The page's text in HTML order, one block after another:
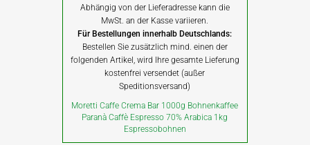
Abhängig von der Lieferadresse kann die
MwSt. an der Kasse variieren.
Für Bestellungen innerhalb Deutschlands:
Bestellen Sie zusätzlich mind. einen der
folgenden Artikel, wird Ihre gesamte Lieferung
kostenfrei versendet (außer
Speditionsversand)
Moretti Caffe Crema Bar 1000g Bohnenkaffee
Paranà Caffè Espresso 70% Arabica 1kg
Espressobohnen